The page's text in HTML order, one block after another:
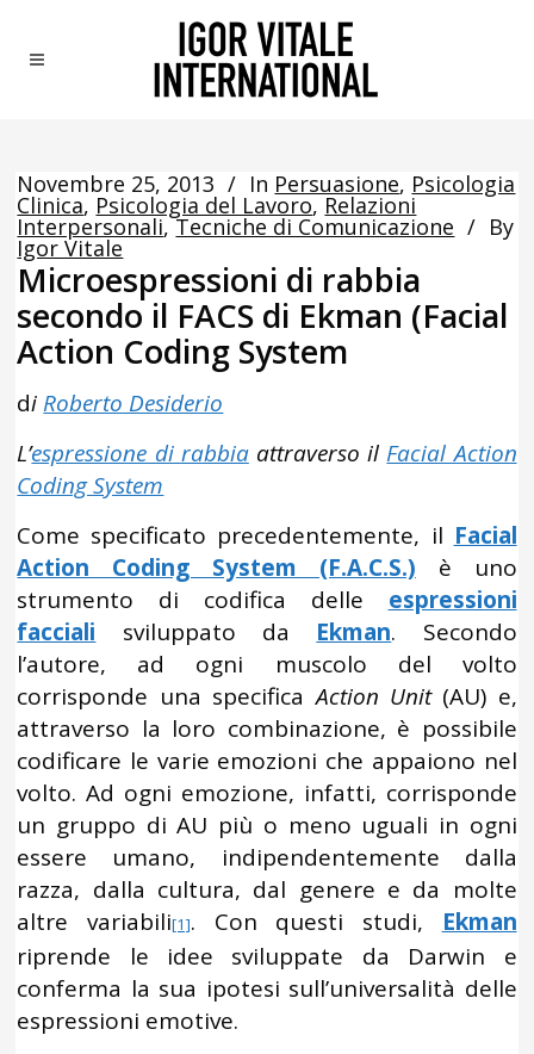
Novembre 25, 2013 In Persuasione, Psicologia
Clinica, Psicologia del Lavoro, Relazioni
Interpersonali,Tecniche di Comunicazione By
Igor Vitale
Microespressioni di rabbia
secondo il FACS di Ekman (Facial
Action Coding System
di Roberto Desiderio
L’espressione di rabbiaattraverso il Facial Action
Coding System
Come specificato precedentemente, il Facial
Action Coding System (F.A.C.S.) è uno
strumento di codifica delle espressioni
facciali sviluppato da Ekman. Secondo
l’autore, ad ogni muscolo del volto
corrisponde una specificaAction Unit (AU) e,
attraverso la loro combinazione, è possibile
codificare le varie emozioni che appaiono nel
volto. Ad ogni emozione, infatti, corrisponde
un gruppo di AU più o meno uguali in ogni
essere umano, indipendentemente dalla
razza, dalla cultura, dal genere e da molte
altre variabili[1]. Con questi studi, Ekman
riprende le idee sviluppate da Darwin e
conferma la sua ipotesi sull’universalità delle
espressioni emotive.